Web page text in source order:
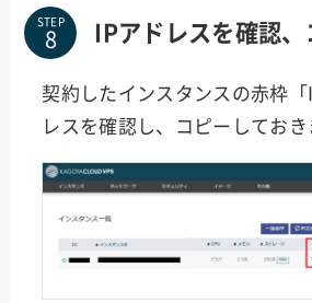
STEP IPアドレスを確認、
契約したインスタンスの赤枠
レスを確認し、コピーしておき